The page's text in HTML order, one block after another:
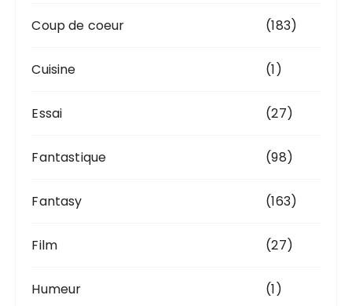
Coup de coeur (183)
Cuisine (1)
Essai (27)
Fantastique (98)
Fantasy (163)
Film (27)
Humeur (1)